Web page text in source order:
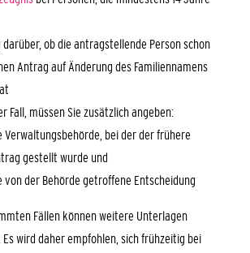
darüber, ob die antragstellende Person schon
Antrag auf Änderung des Familiennamens
Fall, müssen Sie zusätzlich angeben:
Verwaltungsbehörde, bei der der frühere
gestellt wurde und
von der Behörde getroffene Entscheidung
Fällen können weitere Unterlagen
wird daher empfohlen, sich frühzeitig bei